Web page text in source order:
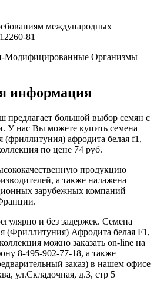
международных
81
Модифицированные Организмы
информация
предлагает большой выбор семян с
У нас Вы можете купить семена
(фриллитуния) афродита белая f1,
по цене 74 руб.
продукцию
а также налажена
зарубежных компаний
и без задержек. Семена
(Фриллитуния) Афродита белая F1,
можно заказать on-line на
8-495-902-77-18, а также
заказ) в нашем офисе
ул.Складочная, д.3, стр 5